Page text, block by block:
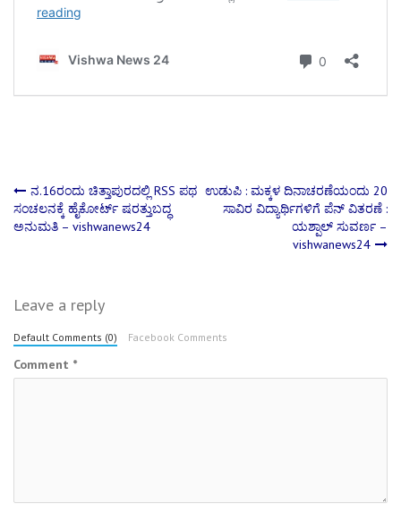
Post
navigation
ನ.16ರಂದು ಚಿತ್ತಾಪುರದಲ್ಲಿ RSS ಪಥ
ಸಂಚಲನಕ್ಕೆ ಹೈಕೋರ್ಟ್‌ ಷರತ್ತುಬದ್ಧ
ಅನುಮತಿ – vishwanews24
ಉಡುಪಿ : ಮಕ್ಕಳ ದಿನಾಚರಣೆಯಂದು 20
ಸಾವಿರ ವಿದ್ಯಾರ್ಥಿಗಳಿಗೆ ಪೆನ್ ವಿತರಣೆ :
ಯಶ್ಪಾಲ್ ಸುವರ್ಣ –
vishwanews24
Leave a reply
Default Comments (0) Facebook Comments
Comment *